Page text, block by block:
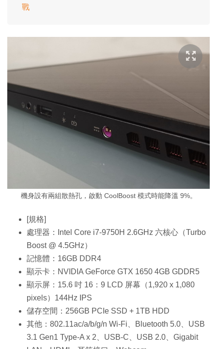
戰
機身設有兩組散熱孔，啟動 CoolBoost 模式時能降溫 9%。
[規格]
處理器：Intel Core i7-9750H 2.6GHz 六核心（Turbo
Boost @ 4.5GHz）
記憶體：16GB DDR4
顯示卡：NVIDIA GeForce GTX 1650 4GB GDDR5
顯示屏：15.6 吋 16：9 LCD 屏幕（1,920 x 1,080
pixels）144Hz IPS
儲存空間：256GB PCIe SSD + 1TB HDD
其他：802.11ac/a/b/g/n Wi-Fi、Bluetooth 5.0、USB
3.1 Gen1 Type-A x 2、USB-C、USB 2.0、Gigabit